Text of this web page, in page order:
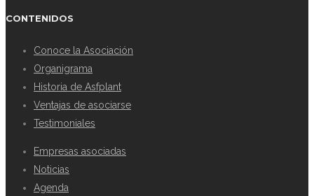
CONTENIDOS
Conoce la Asociación
Organigrama
Historia de Asfplant
Ventajas de asociarse
Testimoniales
Empresas asociadas
Noticias
Agenda